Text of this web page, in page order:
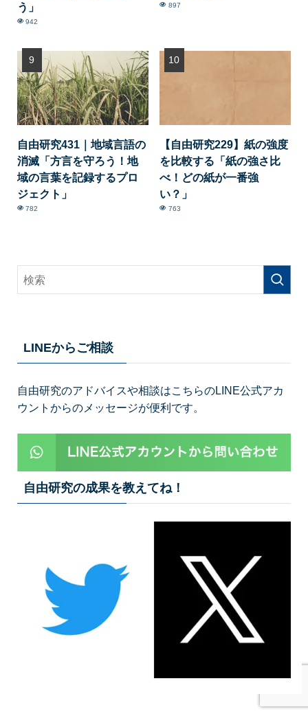
う」
942
897
自由研究431｜地域言語の
消滅「方言を守ろう！地
域の言葉を記録するプロ
ジェクト」
782
【自由研究229】紙の強度
を比較する「紙の強さ比
べ！どの紙が一番強
い？」
763
LINEからご相談
自由研究のアドバイスや相談はこちらのLINE公式アカ
ウントからのメッセージが便利です。
自由研究の成果を教えてね！